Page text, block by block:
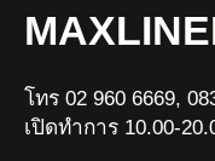
โทร 02 960 6669,
เปิดทำการ 10.00-